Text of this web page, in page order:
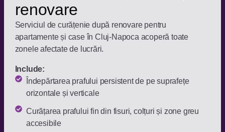
renovare
Serviciul de curățenie după renovare pentru
apartamente și case în Cluj-Napoca acoperă toate
zonele afectate de lucrări.
Include:
Îndepărtarea prafului persistent de pe suprafețe
orizontale și verticale
Curățarea prafului fin din fisuri, colțuri și zone greu
accesibile